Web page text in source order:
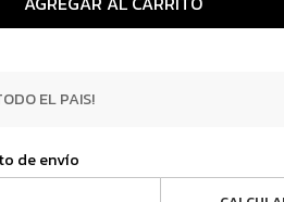
EL PAIS!
de envío